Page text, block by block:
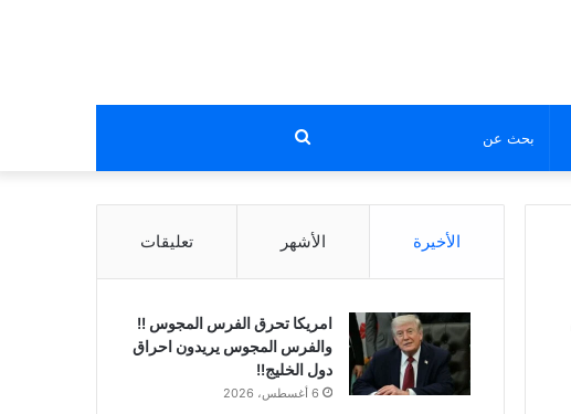
بحث
عن
الأخيرة الأشهر تعليقات
امريكا تحرق الفرس المجوس !!
والفرس المجوس يريدون احراق
دول الخليج!!
6 أغسطس، 2026